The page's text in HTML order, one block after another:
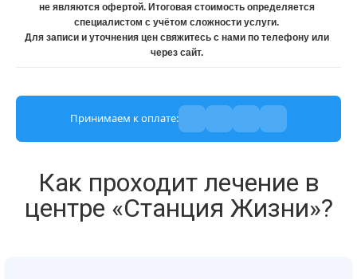
не являются офертой. Итоговая стоимость определяется
специалистом с учётом сложности услуги.
Для записи и уточнения цен свяжитесь с нами по телефону или
через сайт.
Принимаем к оплате:
Как проходит лечение в
центре «Станция Жизни»?